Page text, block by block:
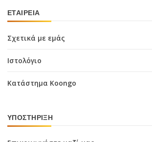
ΕΤΑΙΡΕΊΑ
Σχετικά με εμάς
Ιστολόγιο
Κατάστημα Koongo
ΥΠΟΣΤΉΡΙΞΗ